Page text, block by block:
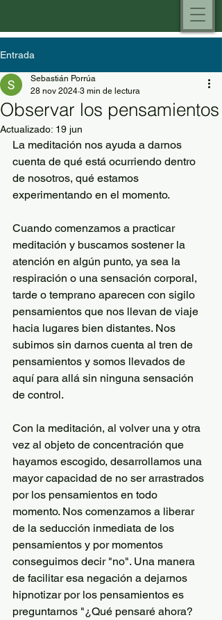
Entrada
Observar los pensamientos
Sebastián Porrúa
28 nov 2024 3 min de lectura
Actualizado: 19 jun
La meditación nos ayuda a darnos
cuenta de qué está ocurriendo dentro
de nosotros, qué estamos
experimentando en el momento.
Cuando comenzamos a practicar
meditación y buscamos sostener la
atención en algún punto, ya sea la
respiración o una sensación corporal,
tarde o temprano aparecen con sigilo
pensamientos que nos llevan de viaje
hacia lugares bien distantes. Nos
subimos sin darnos cuenta al tren de
pensamientos y somos llevados de
aquí para allá sin ninguna sensación
de control.
Con la meditación, al volver una y otra
vez al objeto de concentración que
hayamos escogido, desarrollamos una
mayor capacidad de no ser arrastrados
por los pensamientos en todo
momento. Nos comenzamos a liberar
de la seducción inmediata de los
pensamientos y por momentos
conseguimos decir "no". Una manera
de facilitar esa negación a dejarnos
hipnotizar por los pensamientos es
preguntarnos "¿Qué pensaré ahora?